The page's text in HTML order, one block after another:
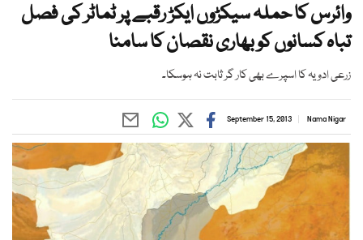
وائرس کا حملہ سیکڑوں ایکڑ رقبے پر ٹماٹر کی فصل
تباہ کسانوں کو بھاری نقصان کا سامنا
زرعی ادویہ کا اسپرے بھی کار گر ثابت نہ ہوسکا۔
Nama Nigar
September 15, 2013